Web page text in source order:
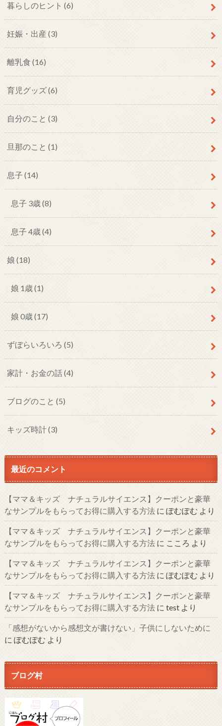
暮らしのヒント (6)
妊娠・出産 (3)
離乳食 (16)
育児グッズ(6)
自分のこと (3)
旦那のこと (1)
息子 (14)
息子 3歳(8)
息子 4歳(4)
娘 (18)
娘 1歳(1)
娘 0歳(17)
ずぼらいろいろ (5)
家計・お金の話(4)
ブログのこと (5)
キッズ時計(3)
最近のコメント
【ママ＆キッズ ナチュラルサイエンス】クーポンと豪華
なサンプルをもらってお得に購入する方法に ぽむぽむ より
【ママ＆キッズ ナチュラルサイエンス】クーポンと豪華
なサンプルをもらってお得に購入する方法に こころ より
【ママ＆キッズ ナチュラルサイエンス】クーポンと豪華
なサンプルをもらってお得に購入する方法に ぽむぽむ より
【ママ＆キッズ ナチュラルサイエンス】クーポンと豪華
なサンプルをもらってお得に購入する方法に testより
「感想がないから感想文が書けない」子供にしないために
に ぽむぽむ より
ブログ村